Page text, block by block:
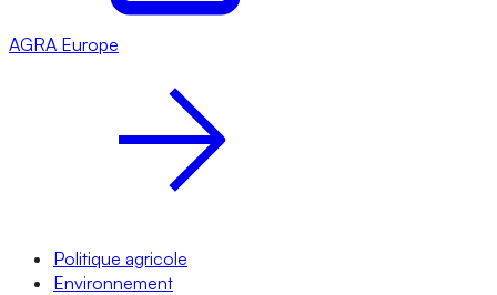
AGRA Europe
Politique agricole
Environnement